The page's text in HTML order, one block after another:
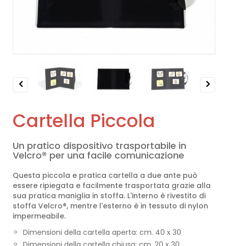
Cartella Piccola
Un pratico dispositivo trasportabile in
Velcro® per una facile comunicazione
Questa piccola e pratica cartella a due ante può
essere ripiegata e facilmente trasportata grazie alla
sua pratica maniglia in stoffa. L'interno è rivestito di
stoffa Velcro®, mentre l'esterno è in tessuto di nylon
impermeabile.
Dimensioni della cartella aperta: cm. 40 x 30